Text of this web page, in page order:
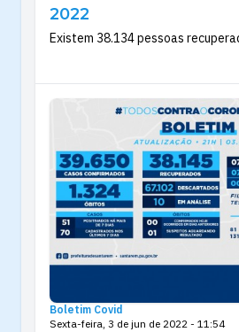
2022
Existem 38.134 pessoas
Boletim Covid
Sexta-feira, 3 de jun de 2022 - 11:54